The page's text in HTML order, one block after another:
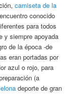
camiseta de la
conocido
para todos
y siempre apoyada
de la época -de
eran portadas por
azul o rojo, para
(a
deporte de gran